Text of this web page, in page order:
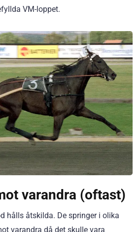
VM-loppet.
varandra (oftast)
hålls åtskilda. De springer i olika
varandra då det skulle vara